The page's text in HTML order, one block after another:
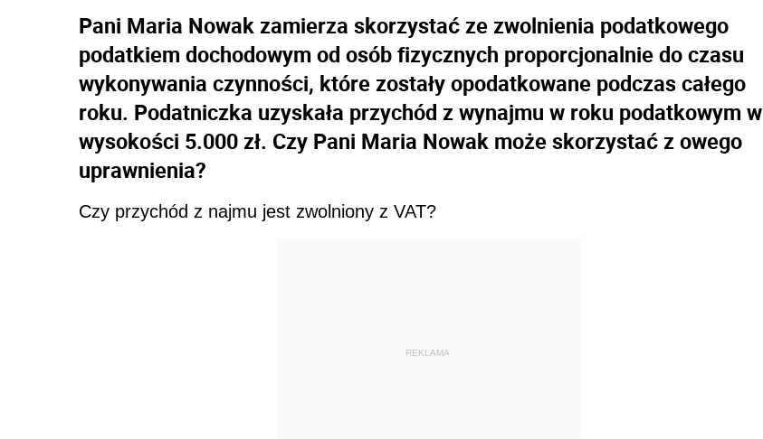
Pani Maria Nowak zamierza skorzystać ze zwolnienia podatkowego
podatkiem dochodowym od osób fizycznych proporcjonalnie do czasu
wykonywania czynności, które zostały opodatkowane podczas całego
roku. Podatniczka uzyskała przychód z wynajmu w roku podatkowym w
wysokości 5.000 zł. Czy Pani Maria Nowak może skorzystać z owego
uprawnienia?
Czy przychód z najmu jest zwolniony z VAT?
REKLAMA